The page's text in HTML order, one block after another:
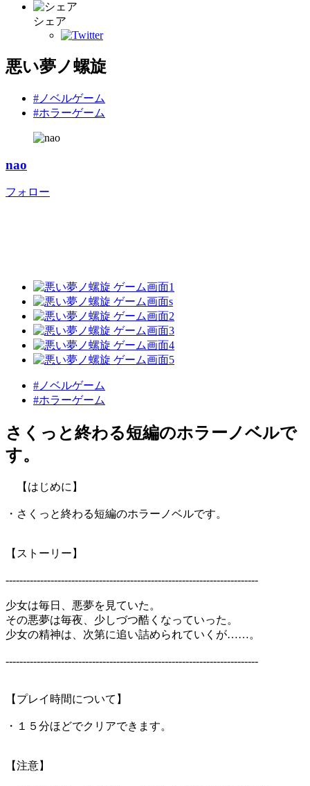
シェア
悪い夢ノ螺旋
#ノベルゲーム
#ホラーゲーム
nao
フォロー
#ノベルゲーム
#ホラーゲーム
さくっと終わる短編のホラーノベルで
す。
【はじめに】
・さくっと終わる短編のホラーノベルです。
【ストーリー】
-------------------------------------------------------------------------
少女は毎日、悪夢を見ていた。
その悪夢は毎夜、少しづつ酷くなっていった。
少女の精神は、次第に追い詰められていくが……。
-------------------------------------------------------------------------
【プレイ時間について】
・１５分ほどでクリアできます。
【注意】